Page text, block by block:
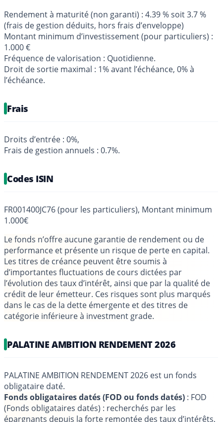
Rendement à maturité (non garanti) : 4.39 % soit 3.7 %
(frais de gestion déduits, hors frais d’enveloppe)
Montant minimum d’investissement (pour particuliers) :
1.000 €
Fréquence de valorisation : Quotidienne.
Droit de sortie maximal : 1% avant l’échéance, 0% à
l’échéance.
Frais
Droits d’entrée : 0%,
Frais de gestion annuels : 0.7%.
Codes ISIN
FR001400JC76 (pour les particuliers), Montant minimum
1.000€
Le fonds n’offre aucune garantie de rendement ou de
performance et présente un risque de perte en capital.
Les titres de créance peuvent être soumis à
d’importantes fluctuations de cours dictées par
l’évolution des taux d’intérêt, ainsi que par la qualité de
crédit de leur émetteur. Ces risques sont plus marqués
dans le cas de la dette émergente et des titres de
catégorie inférieure à investment grade.
PALATINE AMBITION RENDEMENT 2026
PALATINE AMBITION RENDEMENT 2026 est un fonds
obligataire daté.
Fonds obligataires datés (FOD ou fonds datés) : FOD
(Fonds obligataires datés) : recherchés par les
épargnants depuis la forte remontée des taux d’intérêts,